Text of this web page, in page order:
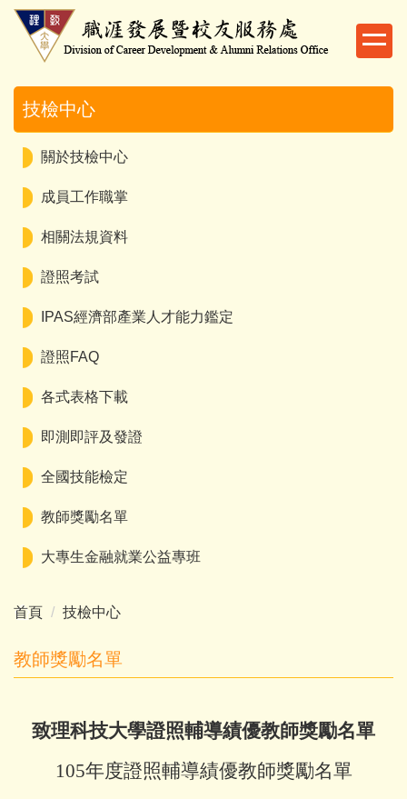
跳
技檢中心
關於技檢中心
成員工作職掌
相關法規資料
證照考試
IPAS經濟部產業人才能力鑑定
證照FAQ
各式表格下載
即測即評及發證
全國技能檢定
教師獎勵名單
大專生金融就業公益專班
首頁 技檢中心
教師獎勵名單
致理科技大學證照輔導績優教師獎勵名單
105年度證照輔導績優教師獎勵名單